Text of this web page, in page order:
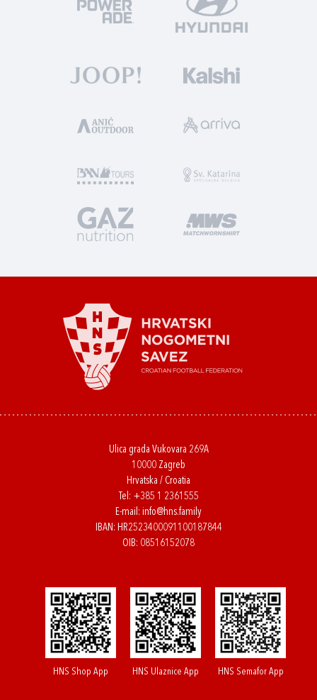
Ulica grada Vukovara 269A
10000 Zagreb
Hrvatska / Croatia
Tel: +385 1 2361555
E-mail: info@hns.family
IBAN: HR2523400091100187844
OIB: 08516152078
HNS Shop App HNS Ulaznice App HNS Semafor App